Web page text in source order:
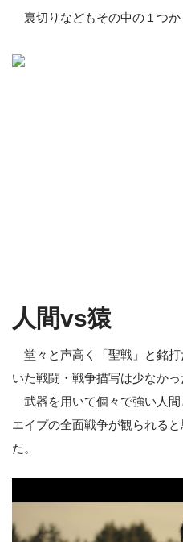
裏切りなどもその中の１つか
人間vs猿
堂々と声高く「聖戦」と銘
いた戦闘・戦争描写は少なかっ
武器を用いて個々で強い人
エイプの全面戦争が観られる
た。